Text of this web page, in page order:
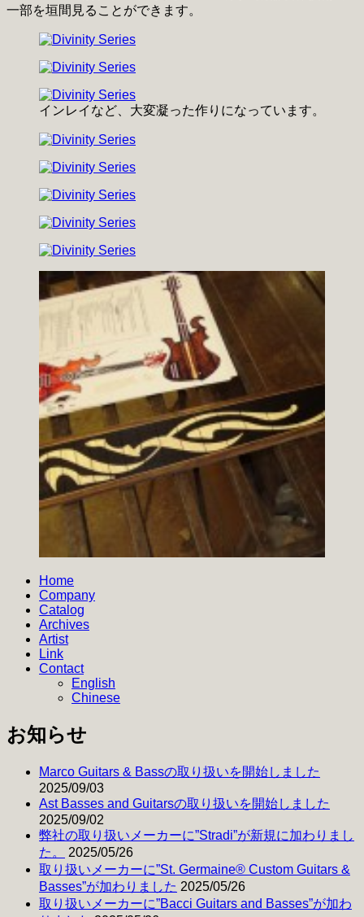
一部を垣間見ることができます。
インレイなど、大変凝った作りになっています。
Home
Company
Catalog
Archives
Artist
Link
Contact
English
Chinese
お知らせ
Marco Guitars & Bassの取り扱いを開始しました
2025/09/03
Ast Basses and Guitarsの取り扱いを開始しました
2025/09/02
弊社の取り扱いメーカーに”Stradi”が新規に加わりまし
た。
2025/05/26
取り扱いメーカーに”St. Germaine® Custom Guitars &
Basses”が加わりました 2025/05/26
取り扱いメーカーに”Bacci Guitars and Basses”が加わ